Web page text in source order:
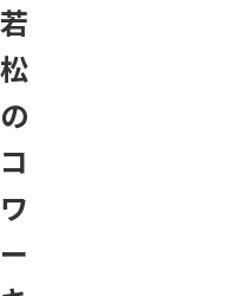
若
松
の
コ
ワ
ー